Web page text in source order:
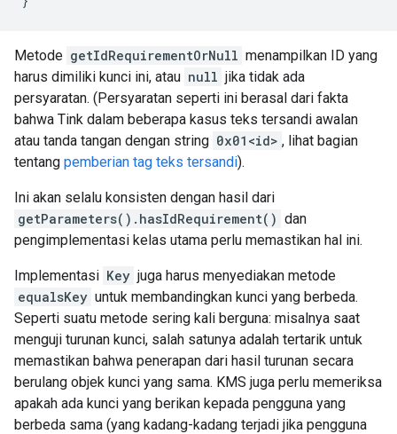
Metode getIdRequirementOrNull menampilkan ID yang
harus dimiliki kunci ini, atau null jika tidak ada
persyaratan. (Persyaratan seperti ini berasal dari fakta
bahwa Tink dalam beberapa kasus teks tersandi awalan
atau tanda tangan dengan string 0x01<id> , lihat bagian
tentang pemberian tag teks tersandi).
Ini akan selalu konsisten dengan hasil dari
getParameters().hasIdRequirement() dan
pengimplementasi kelas utama perlu memastikan hal ini.
Implementasi Key juga harus menyediakan metode
equalsKey untuk membandingkan kunci yang berbeda.
Seperti suatu metode sering kali berguna: misalnya saat
menguji turunan kunci, salah satunya adalah tertarik untuk
memastikan bahwa penerapan dari hasil turunan secara
berulang objek kunci yang sama. KMS juga perlu memeriksa
apakah ada kunci yang berikan kepada pengguna yang
berbeda sama (yang kadang-kadang terjadi jika pengguna